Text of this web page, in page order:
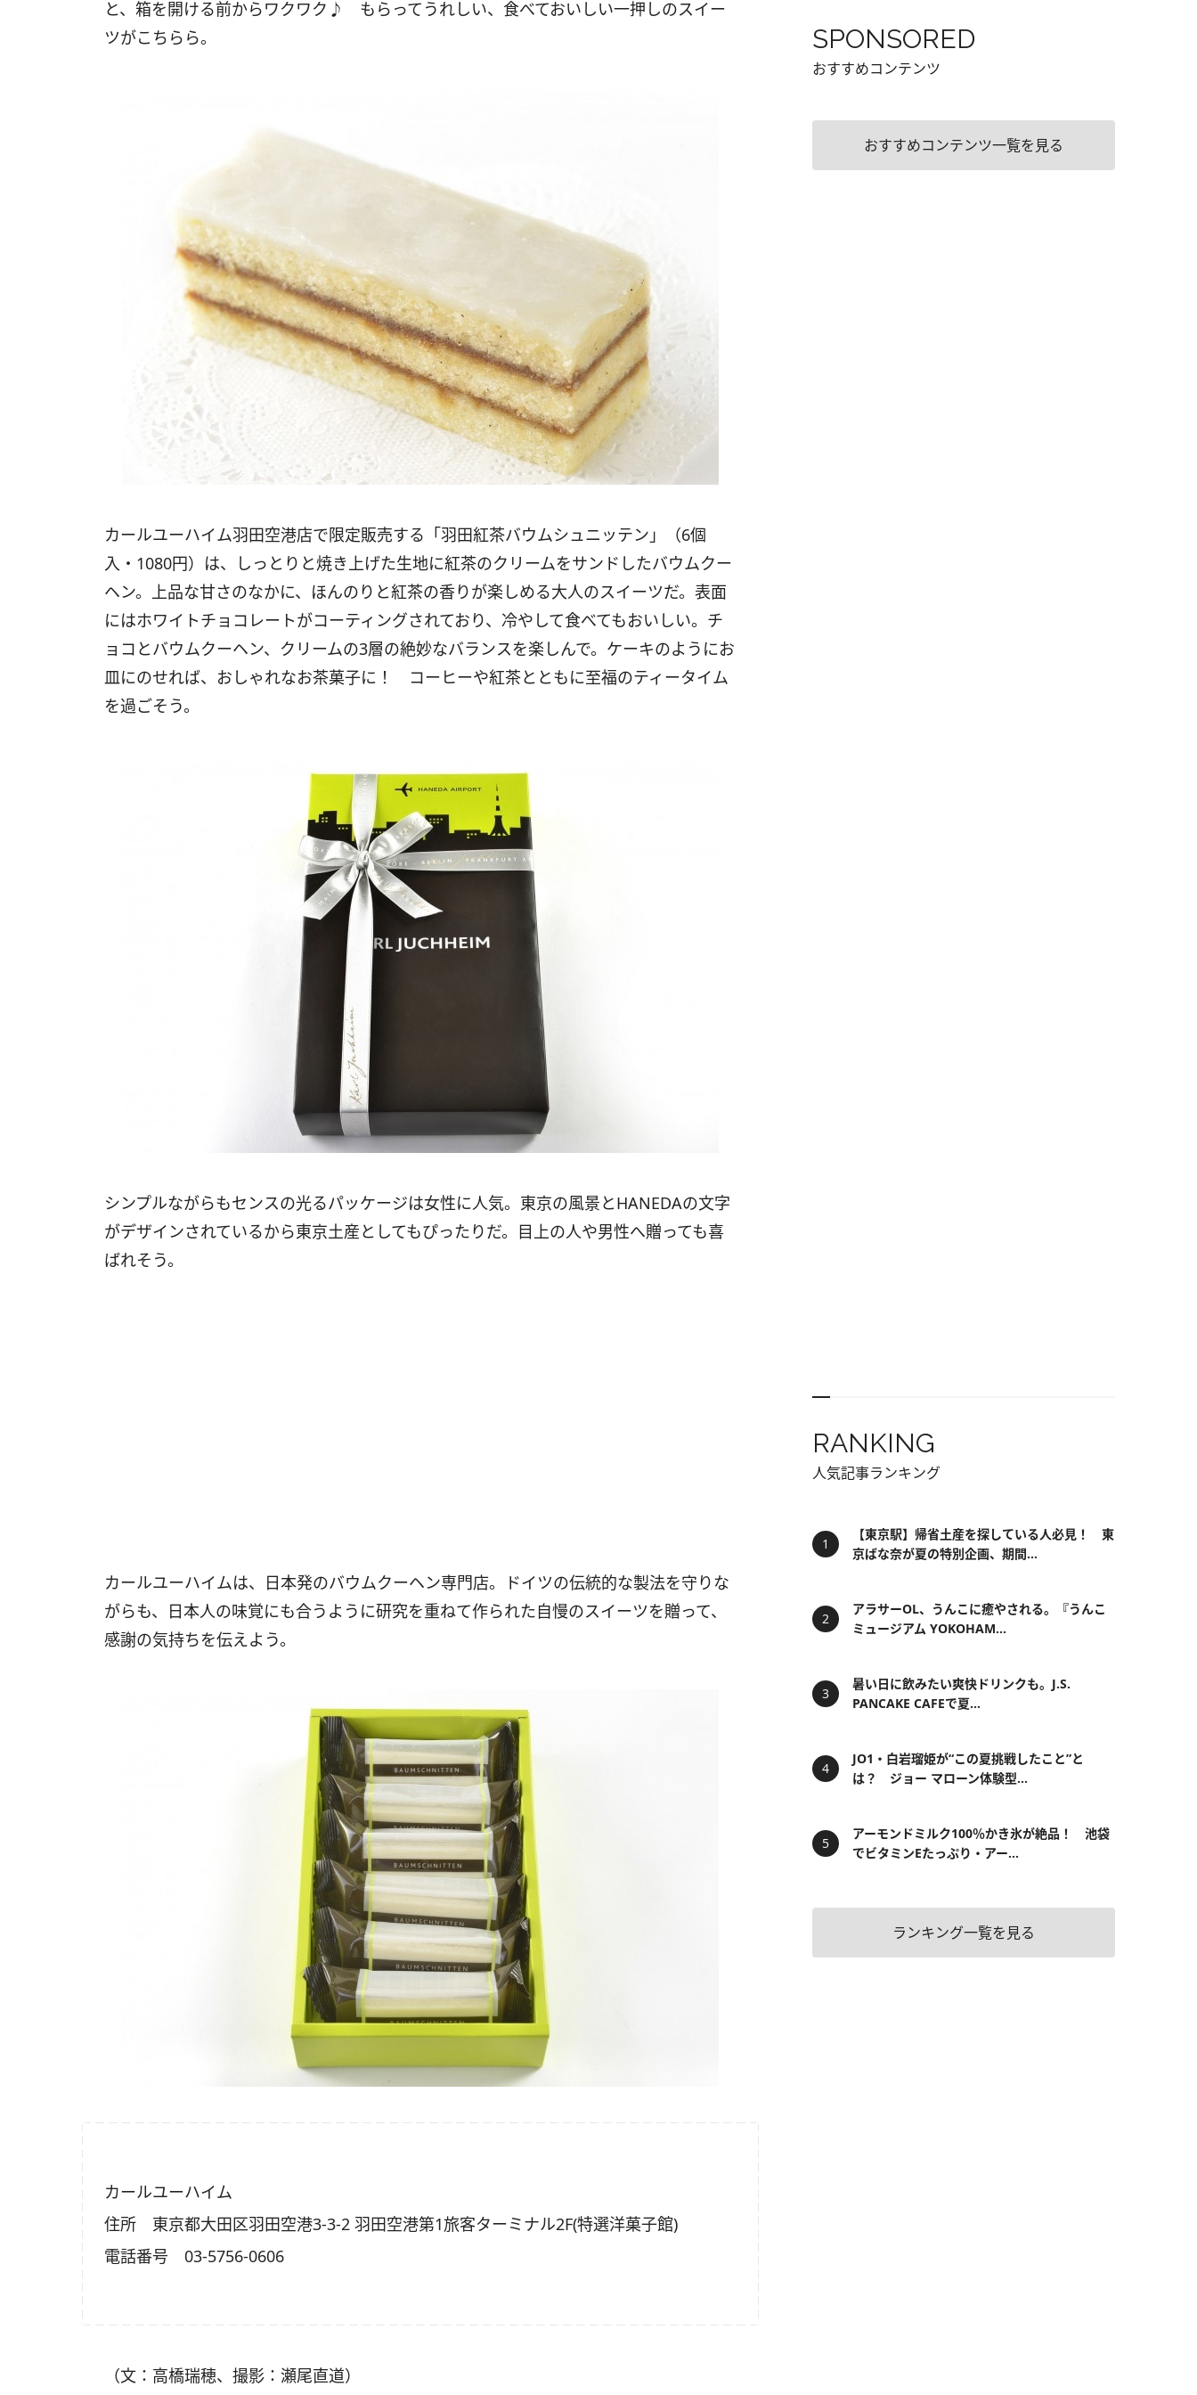
と、箱を開ける前からワクワク♪ もらってうれしい、食べておいしい一押しのスイー
ツがこちらら。
カールユーハイム羽田空港店で限定販売する「羽田紅茶バウムシュニッテン」（6個
入・1080円）は、しっとりと焼き上げた生地に紅茶のクリームをサンドしたバウムクー
ヘン。上品な甘さのなかに、ほんのりと紅茶の香りが楽しめる大人のスイーツだ。表面
にはホワイトチョコレートがコーティングされており、冷やして食べてもおいしい。チ
ョコとバウムクーヘン、クリームの3層の絶妙なバランスを楽しんで。ケーキのようにお
皿にのせれば、おしゃれなお茶菓子に！ コーヒーや紅茶とともに至福のティータイム
を過ごそう。
シンプルながらもセンスの光るパッケージは女性に人気。東京の風景とHANEDAの文字
がデザインされているから東京土産としてもぴったりだ。目上の人や男性へ贈っても喜
ばれそう。
カールユーハイムは、日本発のバウムクーヘン専門店。ドイツの伝統的な製法を守りな
がらも、日本人の味覚にも合うように研究を重ねて作られた自慢のスイーツを贈って、
感謝の気持ちを伝えよう。
カールユーハイム
住所 東京都大田区羽田空港3-3-2 羽田空港第1旅客ターミナル2F(特選洋菓子館)
電話番号 03-5756-0606
（文：高橋瑞穂、撮影：瀬尾直道）
SPONSORED
おすすめコンテンツ
おすすめコンテンツ一覧を見る
RANKING
人気記事ランキング
【東京駅】帰省土産を探している人必見！ 東
京ばな奈が夏の特別企画、期間...
アラサーOL、うんこに癒やされる。『うんこ
ミュージアム YOKOHAM...
暑い日に飲みたい爽快ドリンクも。J.S.
PANCAKE CAFEで夏...
JO1・白岩瑠姫が“この夏挑戦したこと”と
は？ ジョー マローン体験型...
アーモンドミルク100％かき氷が絶品！ 池袋
でビタミンEたっぷり・アー...
ランキング一覧を見る